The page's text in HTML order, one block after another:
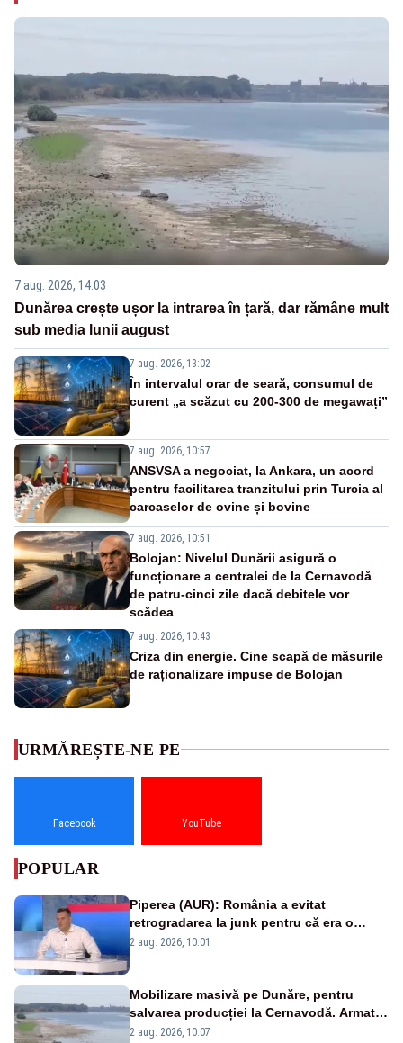
7 aug. 2026, 14:03
Dunărea crește ușor la intrarea în țară, dar rămâne mult
sub media lunii august
7 aug. 2026, 13:02
În intervalul orar de seară, consumul de
curent „a scăzut cu 200-300 de megawați”
7 aug. 2026, 10:57
ANSVSA a negociat, la Ankara, un acord
pentru facilitarea tranzitului prin Turcia al
carcaselor de ovine și bovine
7 aug. 2026, 10:51
Bolojan: Nivelul Dunării asigură o
funcționare a centralei de la Cernavodă
de patru-cinci zile dacă debitele vor
scădea
7 aug. 2026, 10:43
Criza din energie. Cine scapă de măsurile
de raționalizare impuse de Bolojan
URMĂREȘTE-NE PE
Facebook YouTube
POPULAR
Piperea (AUR): România a evitat
retrogradarea la junk pentru că era o
catastrofă pentru bănci și fondurile de
2 aug. 2026, 10:01
Mobilizare masivă pe Dunăre, pentru
salvarea producției la Cernavodă. Armata
va detona o stâncă și va devia apa
2 aug. 2026, 10:07